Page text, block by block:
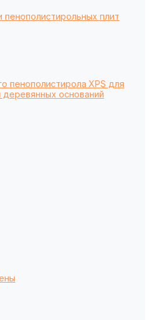
плит
пенополистирола XPS для
оснований